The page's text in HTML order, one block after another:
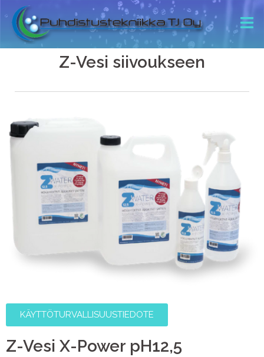
Z-Vesi siivoukseen
KÄYTTÖTURVALLISUUSTIEDOTE
Z-Vesi X-Power pH12,5